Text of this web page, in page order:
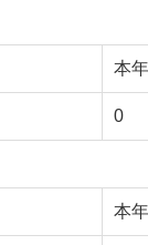
本
0
本